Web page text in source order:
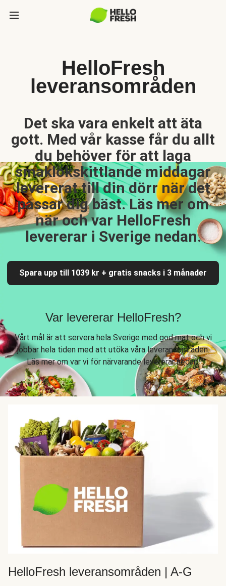
HelloFresh
leveransområden
Det ska vara enkelt att äta
gott. Med vår kasse får du allt
du behöver för att laga
smaklökskittlande middagar
levererat till din dörr när det
passar dig bäst. Läs mer om
när och var HelloFresh
levererar i Sverige nedan.
Spara upp till 1039 kr + gratis snacks i 3 månader
Var levererar HelloFresh?
Vårt mål är att servera hela Sverige med god mat och vi
jobbar hela tiden med att utöka våra leveransområden.
Läs mer om var vi för närvarande levererar nedan.
HelloFresh leveransområden | A-G